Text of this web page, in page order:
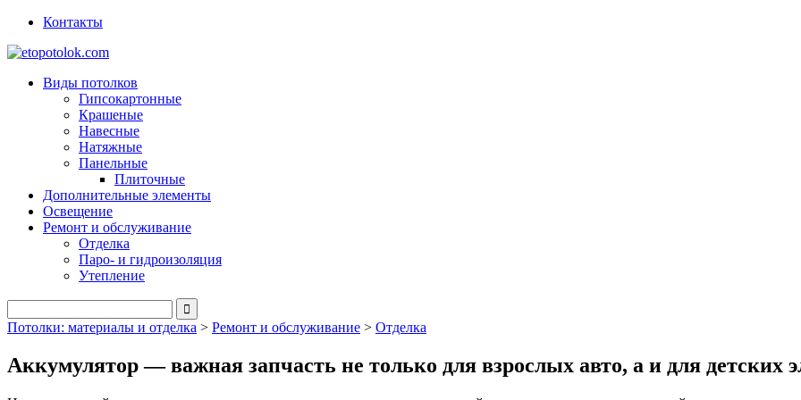
Контакты
Виды потолков
Гипсокартонные
Крашеные
Навесные
Натяжные
Панельные
Плиточные
Дополнительные элементы
Освещение
Ремонт и обслуживание
Отделка
Паро- и гидроизоляция
Утепление
Потолки: материалы и отделка > Ремонт и обслуживание > Отделка
Аккумулятор — важная запчасть не только для взрослых авто, а и для детских